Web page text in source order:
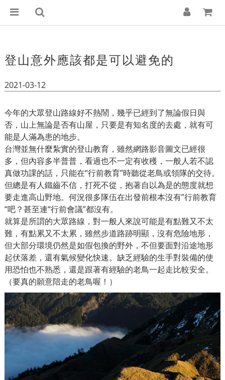
登山意外應該都是可以避免的
2021-03-12
今年的大眾登山路線好不熱鬧，幾乎已經到了無論假日與
否，山上無論是否有山屋，只要是有知名度的去處，就有可
能是人滿為患的地步。
台灣並無什麼紮實的登山教育，雖然網路影音圖文已經很
多，但內容多半普普，看過也不一定有收穫，一般人若不認
真做功課的話，只能在“行前教育”時聽從老鳥或領隊的交待。
但總是有人鐵齒不信，打死不從，抱著自以為是的態度就想
要走進高山野地。何況很多隊伍在出發前根本沒有”行前教育
“吧？甚至連“行前會議”都沒有。
就算是所謂的大眾路線，對一般人來說可能是有點難又不太
難，有點累又不太累，雖然步道路跡明顯，沒有危險地形，
但大部分環境仍然是如假包換的野外，不但要面對沿途地形
起伏落差，還有氣候變化快速。缺乏經驗的生手對裝備的使
用恐怕也不熟悉，還是跟著有經驗的老鳥一起走比較安全。
（要真的願意陪走的老鳥喔！）